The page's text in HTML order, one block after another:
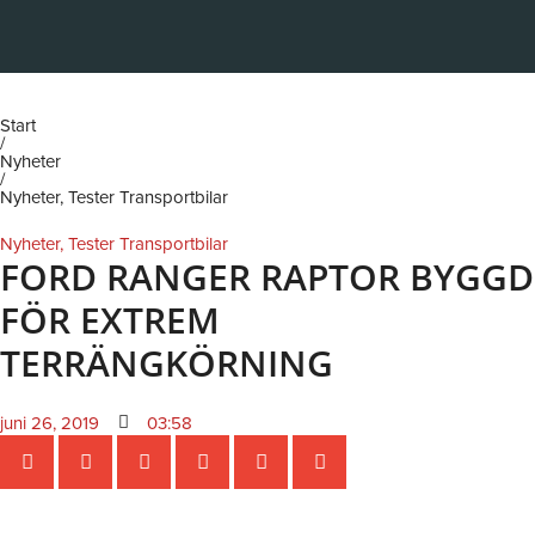
Start
/
Nyheter
/
Nyheter,Tester Transportbilar
Nyheter,Tester Transportbilar
FORD RANGER RAPTOR BYGGD
FÖR EXTREM
TERRÄNGKÖRNING
juni 26, 2019 03:58